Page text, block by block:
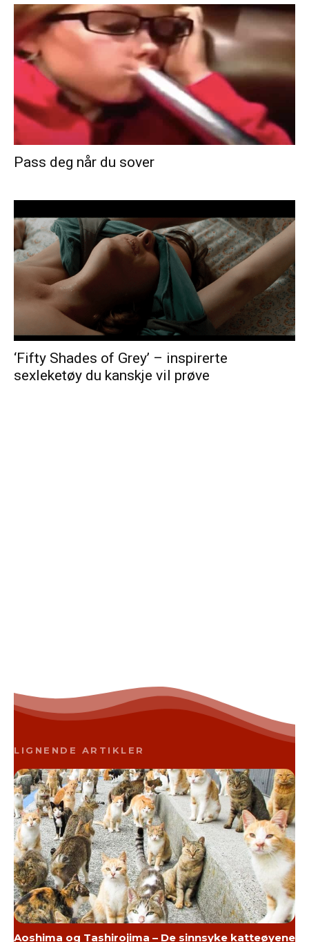
Pass deg når du sover
‘Fifty Shades of Grey’ – inspirerte
sexleketøy du kanskje vil prøve
LIGNENDE ARTIKLER
Aoshima og Tashirojima – De sinnsyke katteøyene